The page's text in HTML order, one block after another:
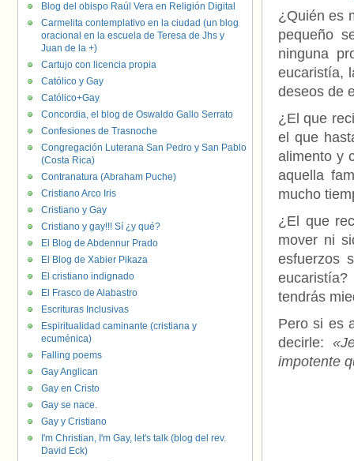
¿Quién es
pequeño
ninguna
eucaristía,
deseos de
¿El que
el que
alimento y
aquella
mucho
¿El que
mover ni
esfuerzos
tendrás
Pero si es
decirle:
impotente
Blog del obispo Raúl Vera en Religión Digital
Carmelita contemplativo en la ciudad (un blog
oracional en la escuela de Teresa de Jhs y
Juan de la +)
Cartujo con licencia propia
Católico y Gay
Católico+Gay
Concordia, el blog de Oswaldo Gallo Serrato
Confesiones de Trasnoche
Congregación Luterana San Pedro y San Pablo
(Costa Rica)
Contranatura (Abraham Puche)
Cristiano Arco Iris
Cristiano y Gay
Cristiano y gay!!! Sí ¿y qué?
El Blog de Abdennur Prado
El Blog de Xabier Pikaza
El cristiano indignado
El Frasco de Alabastro
Escrituras Inclusivas
Espiritualidad caminante (cristiana y
ecuménica)
Falling poems
Gay Anglican
Gay en Cristo
Gay se nace.
Gay y Cristiano
I'm Christian, I'm Gay, let's talk (blog del rev.
David Eck)